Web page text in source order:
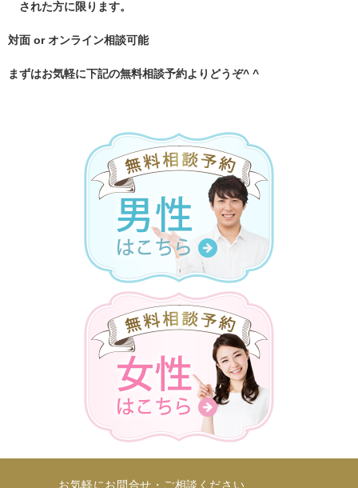
された方に限ります。
対面 or オンライン相談可能
まずはお気軽に下記の無料相談予約よりどうぞ^ ^
お気軽にお問合せ・ご相談ください